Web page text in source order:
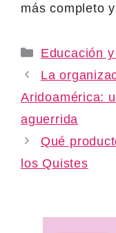
más completo
Categories
Educación
La
Aridoamérica:
aguerrida
Qué
los Quistes